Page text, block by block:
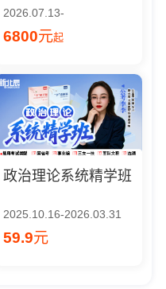
2026.07.13-
6800元起
政治理论系统精学班
2025.10.16-2026.03.31
59.9元